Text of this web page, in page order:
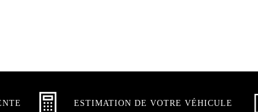
ESTIMATION DE VOTRE VÉHICULE